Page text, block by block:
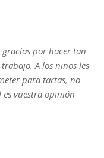
por hacer tan
A los niños les
para tartas, no
es vuestra opinión